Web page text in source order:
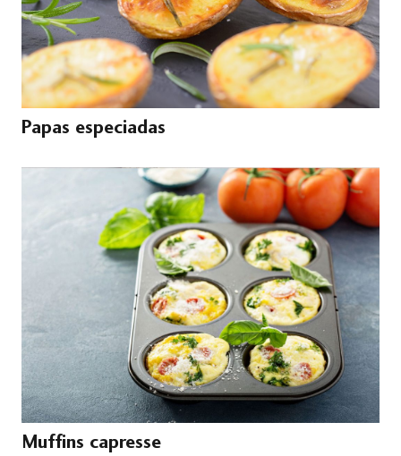
Papas especiadas
Muffins capresse